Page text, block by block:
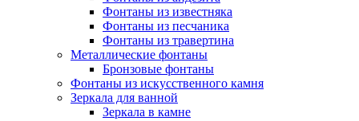
Фонтаны из известняка
Фонтаны из песчаника
Фонтаны из травертина
Металлические фонтаны
Бронзовые фонтаны
Фонтаны из искусственного камня
Зеркала для ванной
Зеркала в камне